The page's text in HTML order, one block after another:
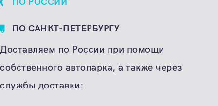
ПО РОССИИ
ПО САНКТ-ПЕТЕРБУРГУ
Доставляем по России при помощи
собственного автопарка, а также через
службы доставки: